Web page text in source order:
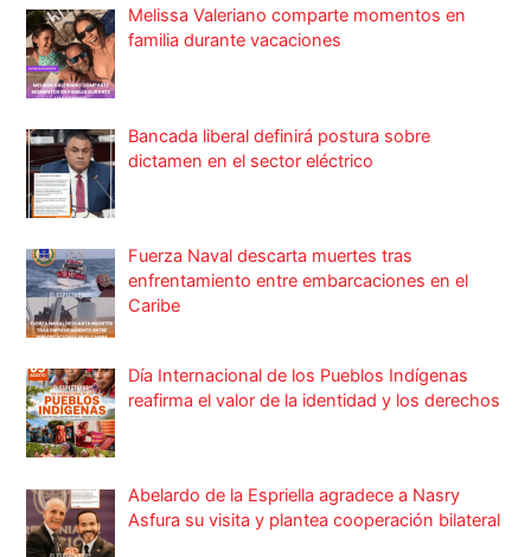
Melissa Valeriano comparte momentos en
familia durante vacaciones
Bancada liberal definirá postura sobre
dictamen en el sector eléctrico
Fuerza Naval descarta muertes tras
enfrentamiento entre embarcaciones en el
Caribe
Día Internacional de los Pueblos Indígenas
reafirma el valor de la identidad y los derechos
Abelardo de la Espriella agradece a Nasry
Asfura su visita y plantea cooperación bilateral